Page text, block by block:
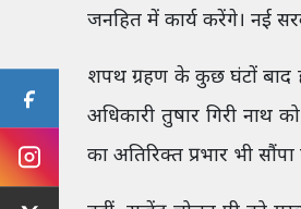
जनहित में कार्य करेंगे। नई
शपथ ग्रहण के कुछ घंटों बाद
अधिकारी तुषार गिरी नाथ
का अतिरिक्त प्रभार भी सौंपा